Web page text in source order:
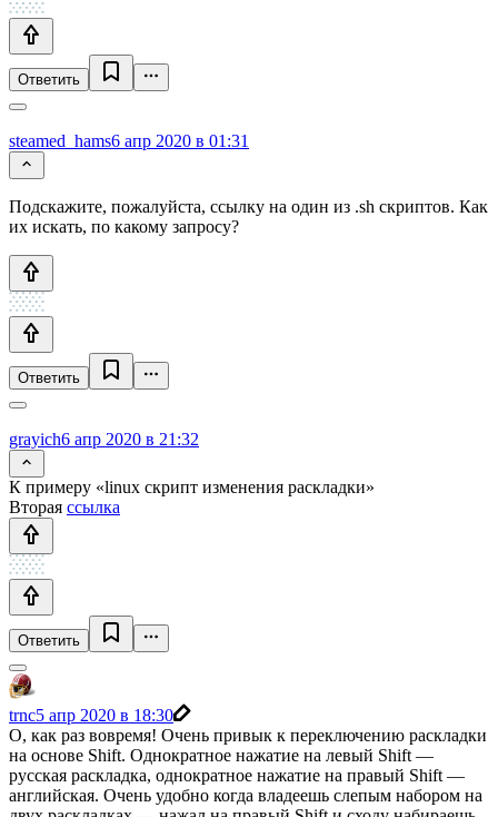
Ответить
steamed_hams6 апр 2020 в 01:31
Подскажите, пожалуйста, ссылку на один из .sh скриптов. Как
их искать, по какому запросу?
Ответить
grayich6 апр 2020 в 21:32
К примеру «linux скрипт изменения раскладки»
Вторая ссылка
Ответить
trnc5 апр 2020 в 18:30
О, как раз вовремя! Очень привык к переключению раскладки
на основе Shift. Однократное нажатие на левый Shift —
русская раскладка, однократное нажатие на правый Shift —
английская. Очень удобно когда владеешь слепым набором на